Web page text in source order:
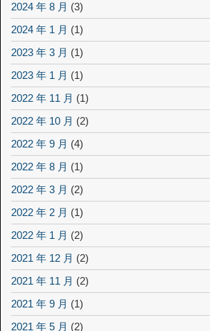
2024 年 8 月 (3)
2024 年 1 月 (1)
2023 年 3 月 (1)
2023 年 1 月 (1)
2022 年 11 月 (1)
2022 年 10 月 (2)
2022 年 9 月 (4)
2022 年 8 月 (1)
2022 年 3 月 (2)
2022 年 2 月 (1)
2022 年 1 月 (2)
2021 年 12 月 (2)
2021 年 11 月 (2)
2021 年 9 月 (1)
2021 年 5 月 (2)